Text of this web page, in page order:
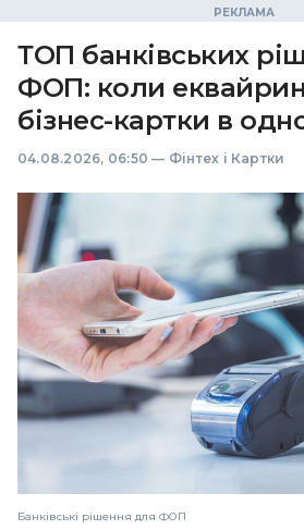
ТОП банківських
ФОП: коли
бізнес-картки в
04.08.2026, 06:50 — Фінтех і Картки
Банківські рішення для ФОП